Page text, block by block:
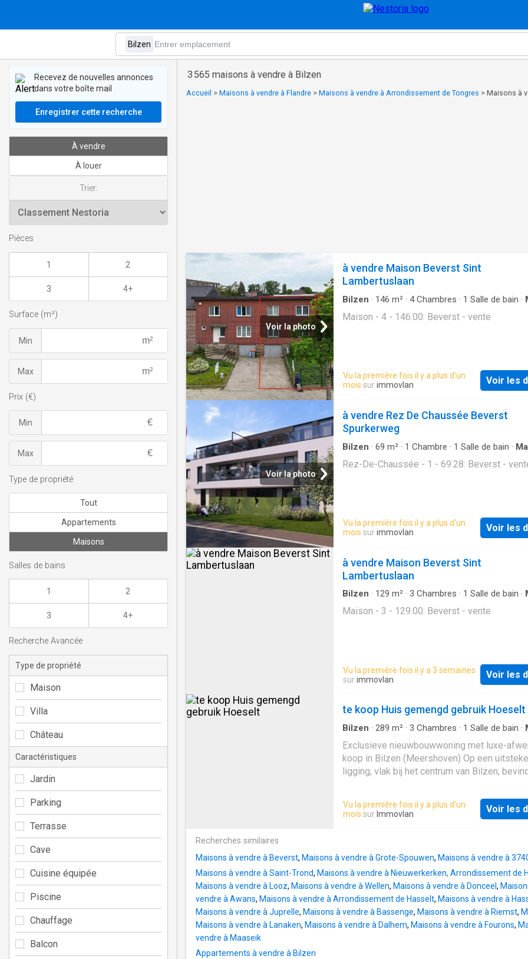
3 565 maisons à vendre à Bilzen
Accueil > Maisons à vendre à Flandre > Maisons à vendre à Arrondissement de Tongres > Maisons à
Voir la photo
à vendre Maison Beverst Sint
Lambertuslaan
Bilzen · 146 m² · 4Chambres · 1 Salle de bain ·
Maison - 4 - 146.00: Beverst - vente
Vu la première fois il y a plus d'un
mois surimmovlan Voir les
Voir la photo
à vendre Rez De Chaussée Beverst
Spurkerweg
Bilzen · 69 m² · 1 Chambre · 1 Salle de bain ·
Rez-De-Chaussée - 1 - 69.28: Beverst -
Vu la première fois il y a plus d'un
mois surimmovlan Voir les
à vendre Maison Beverst Sint
Lambertuslaan
Bilzen · 129 m² · 3 Chambres · 1 Salle de bain ·
Maison - 3 - 129.00: Beverst - vente
Vu la première fois il y a 3 semaines
surimmovlan Voir les
te koop Huis gemengd gebruik Hoeselt
Bilzen · 289 m² · 3 Chambres · 1 Salle de bain ·
Exclusieve nieuwbouwwoning met luxe-
koop in Bilzen (Meershoven) Op een
ligging, vlak bij het centrum van Bilzen,
ruimte en luxe perfect samenkomen. Bij het
van de woning word je verwelkomd in een
Aansluitend bevindt zich een praktische
de stijlvolle, zwevende trap bereik je het
waar de moderne keuken en eetruimte zich
bevinden. Deze staan in directe verbinding
tuin, wat zorgt voor een aangename
Daarnaast is er een aparte bureauruimte,
Vu la première fois il y a plus d'un
mois sur Immovlan Voir les
Recherches similaires
Maisons à vendre à Beverst, Maisons à vendre à Grote-Spouwen, Maisons à vendre à
Maisons à vendre à Saint-Trond, Maisons à vendre à Nieuwerkerken, Arrondissement de
Maisons à vendre à Looz, Maisons à vendre à Wellen, Maisons à vendre à Donceel ,
vendre à Awans, Maisons à vendre à Arrondissement de Hasselt, Maisons à vendre à
Maisons à vendre à Juprelle, Maisons à vendre à Bassenge, Maisons à vendre à Riemst,
Maisons à vendre à Lanaken, Maisons à vendre à Dalhem, Maisons à vendre à Fourons,
vendre à Maaseik
Appartements à vendre à Bilzen
Recevez de nouvelles annonces
dans votre boîte mail
Enregistrer cette recherche
À vendre
À louer
Trier:
Pièces
1 2
3 4+
Surface (m²)
Min
Max
Prix (€)
Min
Max
Type de propriété
Tout
Appartements
Maisons
Salles de bains
1 2
3 4+
Recherche Avancée
Type de propriété
Maison
Villa
Château
Caractéristiques
Jardin
Parking
Terrasse
Cave
Cuisine équipée
Piscine
Chauffage
Balcon